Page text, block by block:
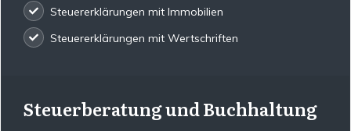
Steuererklärungen mit Immobilien
Steuererklärungen mit Wertschriften
Steuerberatung und Buchhaltung